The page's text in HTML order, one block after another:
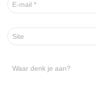
E-mail *
Site
Waar denk je aan?